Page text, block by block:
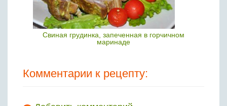
Свиная грудинка, запеченная в горчичном
маринаде
Комментарии к рецепту: